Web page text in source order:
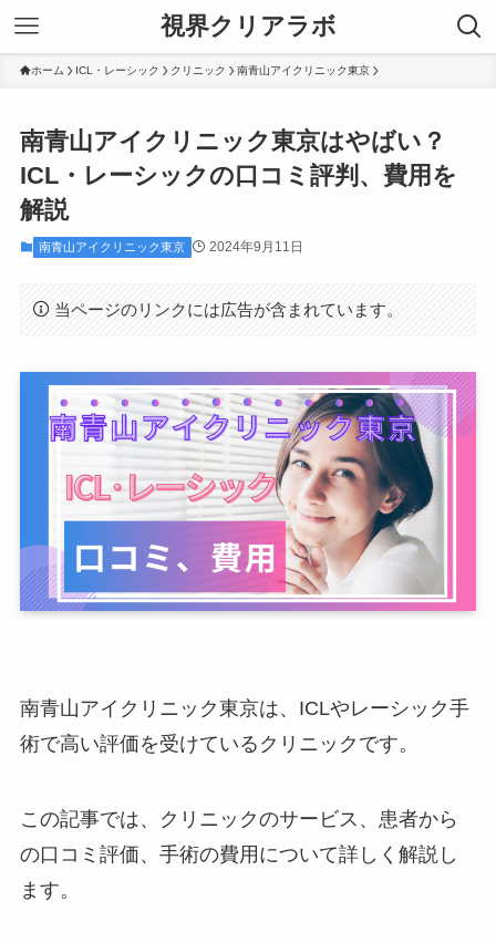
視界クリアラボ
ホーム ICL・レーシック クリニック 南青山アイクリニック東京
南青山アイクリニック東京はやばい？
ICL・レーシックの口コミ評判、費用を
解説
南青山アイクリニック東京 2024年9月11日
当ページのリンクには広告が含まれています。
南青山アイクリニック東京は、ICLやレーシック手
術で高い評価を受けているクリニックです。
この記事では、クリニックのサービス、患者から
の口コミ評価、手術の費用について詳しく解説し
ます。